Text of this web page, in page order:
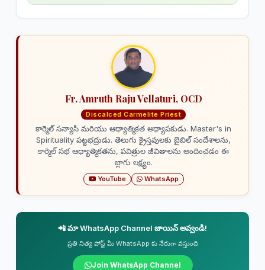
Fr. Amruth Raju Vellaturi, OCD
Discalced Carmelite Priest
కార్మెల్ సన్యాసి మరియు ఆధ్యాత్మికత అధ్యాపకుడు. Master's in
Spirituality పట్టభద్రుడు. తెలుగు క్రైస్తవులకు బైబిల్ సందేశాలను,
కార్మెల్ సభ ఆధ్యాత్మికతను, పవిత్రుల జీవితాలను అందించడం ఈ
బ్లాగు లక్ష్యం.
YouTube WhatsApp
📲 మా WhatsApp Channel జాయిన్ అవ్వండి!
ప్రతి నిత్య పోస్ట్ మీ WhatsApp కు నేరుగా వస్తుంది
Join WhatsApp Channel